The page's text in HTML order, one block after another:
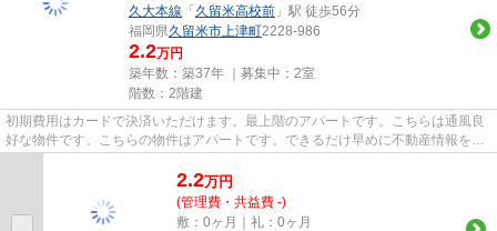
久大本線 「久留米高校前 」駅 徒歩56分
福岡県久留米市 上津町2228-986
2.2万円
築年数：築37年 ｜募集中： 2室
階数：2階建
初期費用はカードで決済いただけます。最上階のアパートです。こちらは通風良
好な物件です。こちらの物件はアパートです。できるだけ早めに不動産情報を集
めたい方は当社スタッフまで...
2.2万円
(管理費・共益費 -)
敷：0ヶ月｜礼：0ヶ月